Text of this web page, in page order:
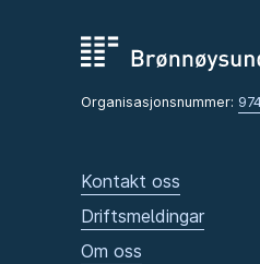
Organisasjonsnummer:
Kontakt oss
Driftsmeldingar
Om oss